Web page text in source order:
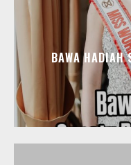
BAWA HADIAH